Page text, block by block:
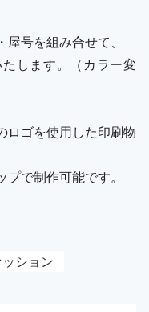
号を組み合せて、
します。（カラー変
ロゴを使用した印刷物
で制作可能です。
ション